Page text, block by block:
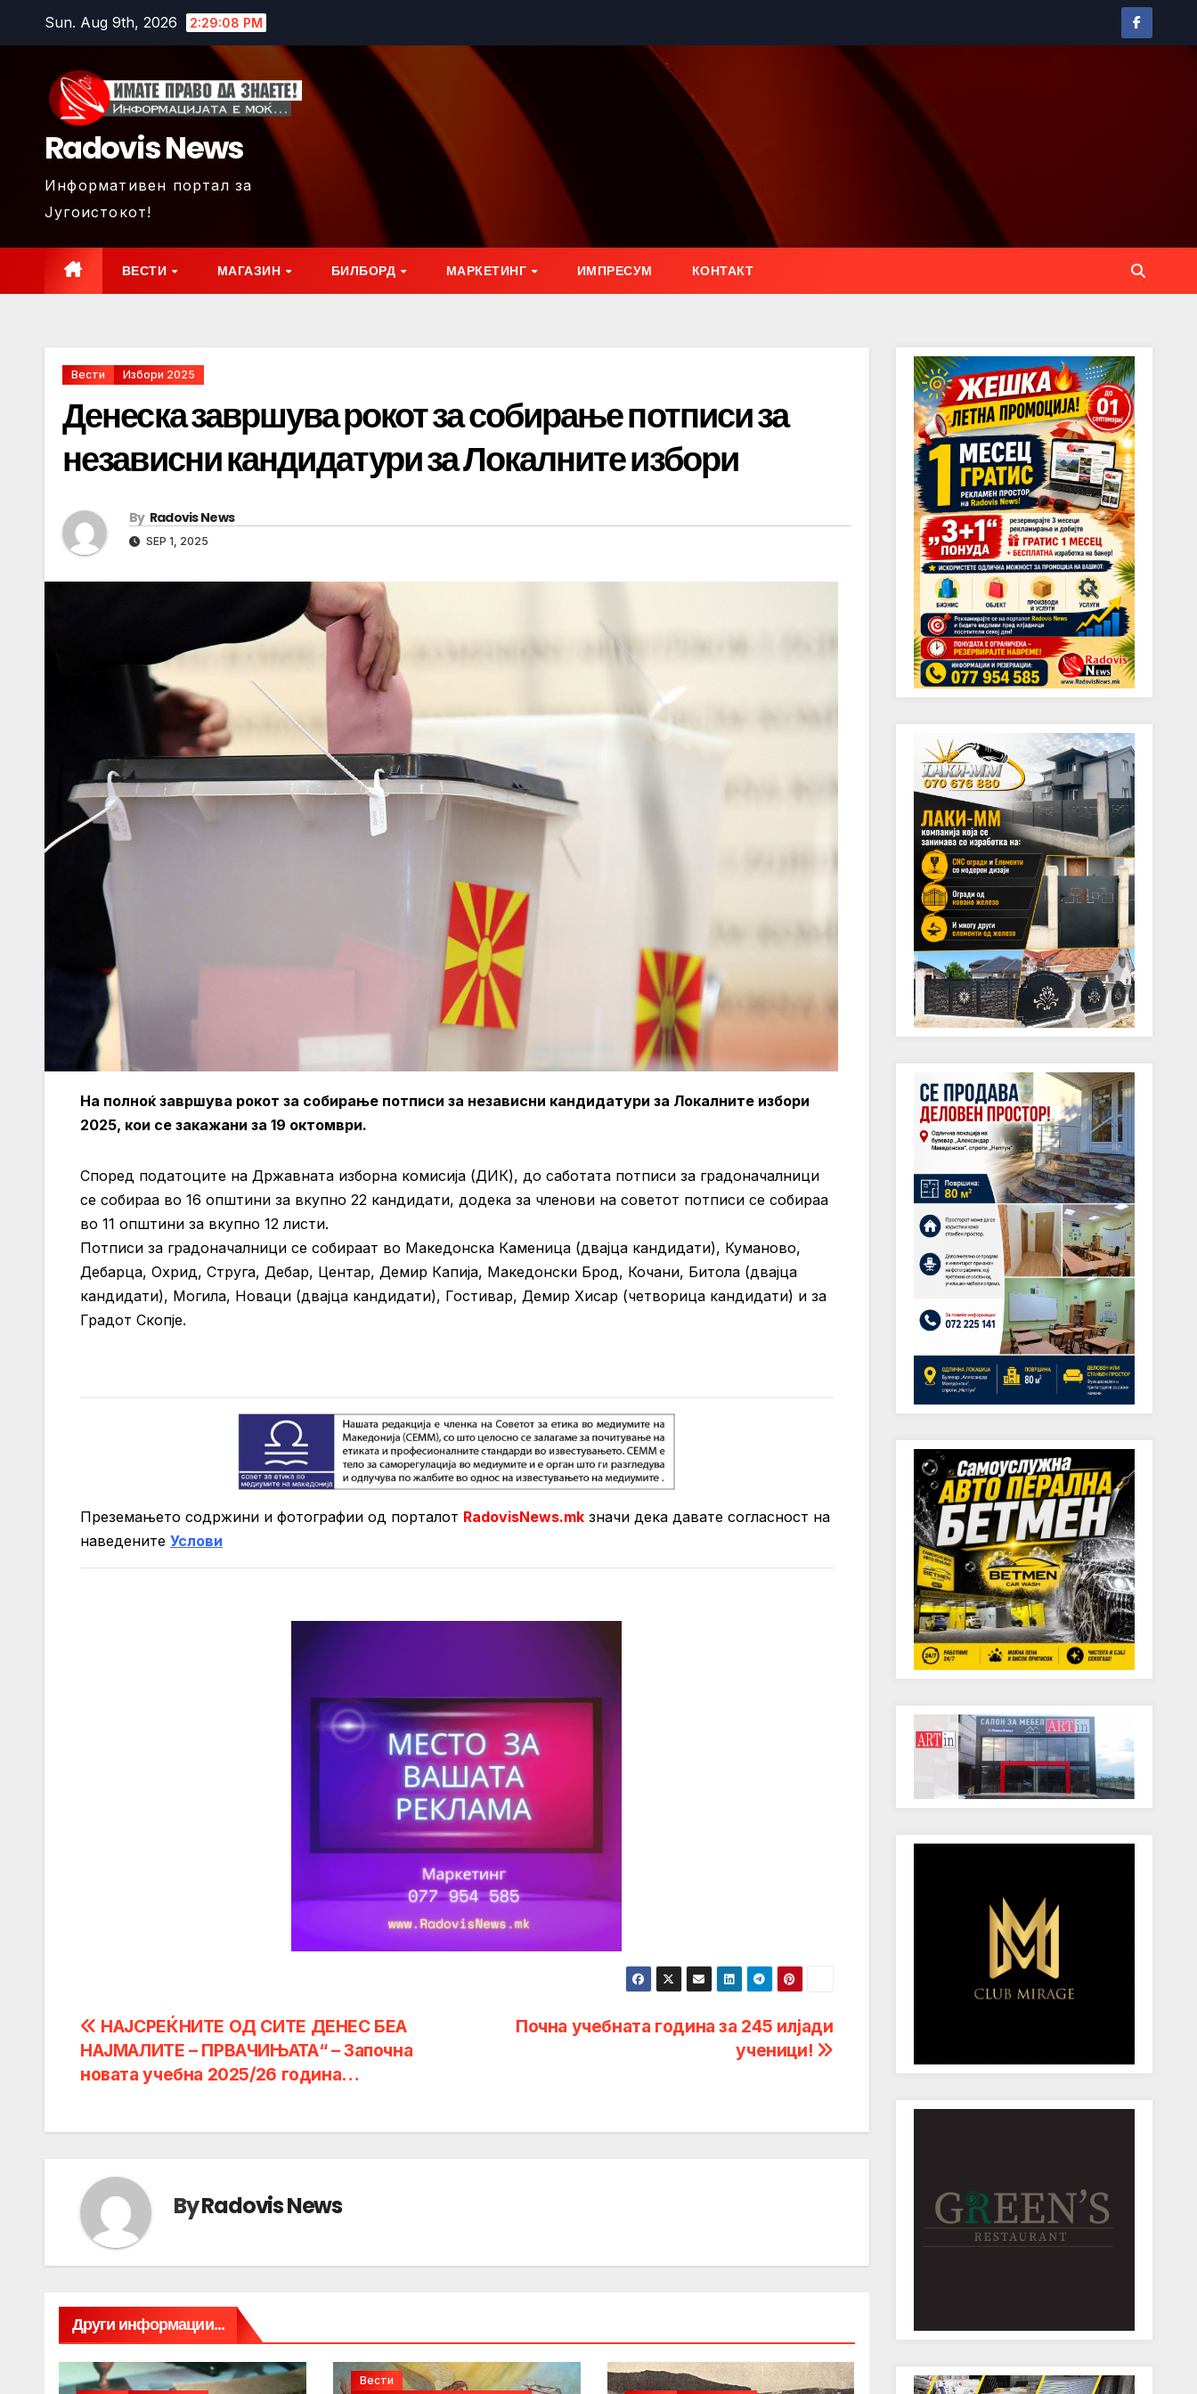
Sun. Aug 9th, 2026 2:29:10 PM
Radovis News
Информативен портал за
Југоистокот!
ВЕСТИ МАГАЗИН БИЛБОРД МАРКЕТИНГ ИМПРЕСУМ КОНТАКТ
Вести Избори 2025
Денеска завршува рокот за собирање потписи за
независни кандидатури за Локалните избори
By Radovis News
SEP 1, 2025
На полноќ завршува рокот за собирање потписи за независни кандидатури за Локалните избори
2025, кои се закажани за 19 октомври.
Според податоците на Државната изборна комисија (ДИК), до саботата потписи за градоначалници
се собираа во 16 општини за вкупно 22 кандидати, додека за членови на советот потписи се собираа
во 11 општини за вкупно 12 листи.
Потписи за градоначалници се собираат во Македонска Каменица (двајца кандидати), Куманово,
Дебарца, Охрид, Струга, Дебар, Центар, Демир Капија, Македонски Брод, Кочани, Битола (двајца
кандидати), Могила, Новаци (двајца кандидати), Гостивар, Демир Хисар (четворица кандидати) и за
Градот Скопје.
Преземањето содржини и фотографии од порталот RadovisNews.mk значи дека давате согласност на
нaведените Услови
Post
navigation
Почна учебната година за 245 илјади
ученици!
НАЈСРЕЌНИТЕ ОД СИТЕ ДЕНЕС БЕА
НАЈМАЛИТЕ – ПРВАЧИЊАТА“ – Започна
новата учебна 2025/26 година…
ByRadovis News
Други информации...
Вести